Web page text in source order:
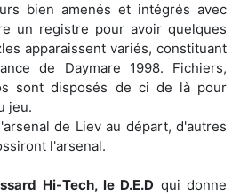
bien amenés et intégrés avec
un registre pour avoir quelques
apparaissent variés, constituant
de Daymare 1998. Fichiers,
sont disposés de ci de là pour
jeu.
de Liev au départ, d'autres
l'arsenal.
Hi-Tech, le D.E.D qui donne